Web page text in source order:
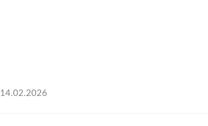
14.02.2026